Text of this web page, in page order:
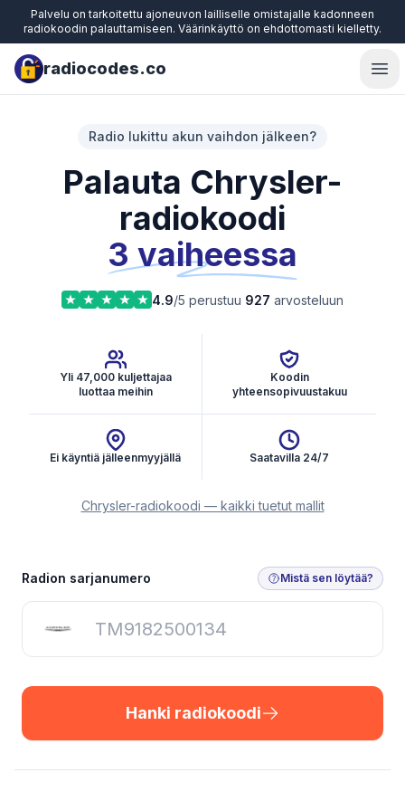
Palvelu on tarkoitettu ajoneuvon lailliselle omistajalle kadonneen
radiokoodin palauttamiseen. Väärinkäyttö on ehdottomasti kielletty.
radiocodes.co
Radio lukittu akun vaihdon jälkeen?
Palauta Chrysler-
radiokoodi
3 vaiheessa
4.9/5 perustuu 927 arvosteluun
Yli 47,000 kuljettajaa
luottaa meihin
Koodin
yhteensopivuustakuu
Ei käyntiä jälleenmyyjällä Saatavilla 24/7
Chrysler-radiokoodi — kaikki tuetut mallit
Hanki radiokoodi
Radion sarjanumero Mistä sen löytää?
Hanki radiokoodi